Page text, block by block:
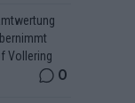
Vollering
0